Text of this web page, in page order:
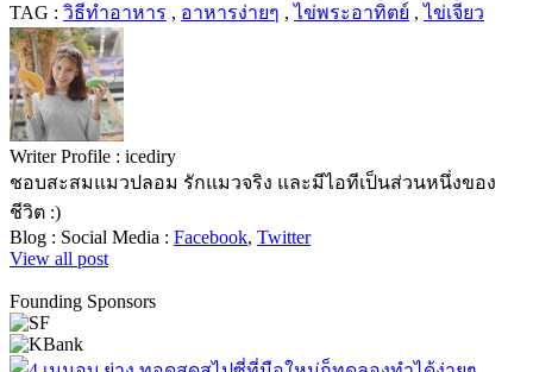
TAG : วิธีทำอาหาร , อาหารง่ายๆ ,ไข่พระอาทิตย์ ,ไข่เจียว
Writer Profile : icediry
ชอบสะสมแมวปลอม รักแมวจริง และมีไอทีเป็นส่วนหนึ่งของ
ชีวิต :)
Blog : Social Media : Facebook, Twitter
View all post
Founding Sponsors